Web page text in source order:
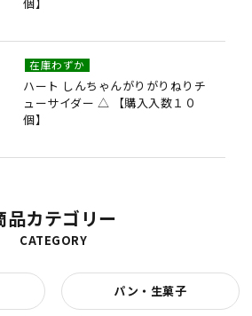
ハート しんちゃんがりがりねりチ
ューサイダー △ 【購入入数１０
個】
在庫わずか
品カテゴリー
CATEGORY
パン・生菓子